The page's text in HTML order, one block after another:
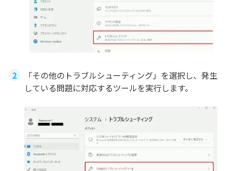
「その他のトラブルシューティング」を選択し、発生
している問題に対応するツールを実行します。